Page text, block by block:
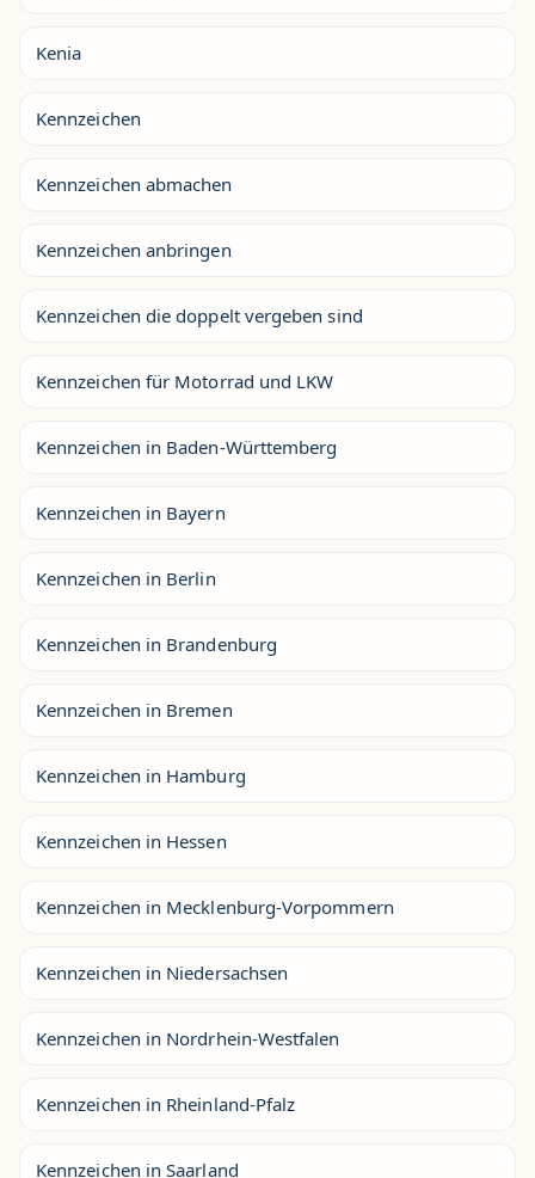
Kenia
Kennzeichen
Kennzeichen abmachen
Kennzeichen anbringen
Kennzeichen die doppelt vergeben sind
Kennzeichen für Motorrad und LKW
Kennzeichen in Baden-Württemberg
Kennzeichen in Bayern
Kennzeichen in Berlin
Kennzeichen in Brandenburg
Kennzeichen in Bremen
Kennzeichen in Hamburg
Kennzeichen in Hessen
Kennzeichen in Mecklenburg-Vorpommern
Kennzeichen in Niedersachsen
Kennzeichen in Nordrhein-Westfalen
Kennzeichen in Rheinland-Pfalz
Kennzeichen in Saarland